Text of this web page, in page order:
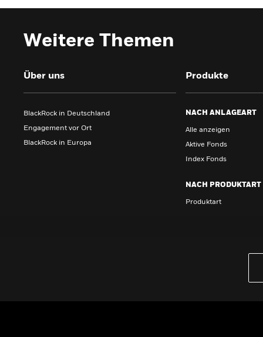
Weitere Themen
Über uns
BlackRock in Deutschland
Engagement vor Ort
BlackRock in Europa
Produkte
NACH ANLAGEART
Alle anzeigen
Aktive Fonds
Index Fonds
NACH PRODUKTART
Produktart